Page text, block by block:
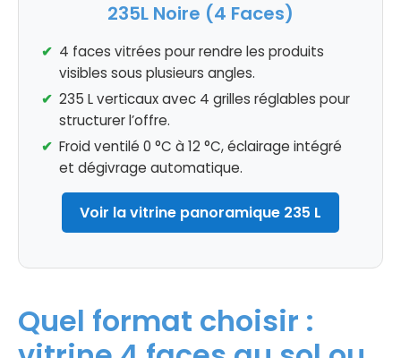
235L Noire (4 Faces)
4 faces vitrées pour rendre les produits
visibles sous plusieurs angles.
235 L verticaux avec 4 grilles réglables pour
structurer l’offre.
Froid ventilé 0 °C à 12 °C, éclairage intégré
et dégivrage automatique.
Voir la vitrine panoramique 235 L
Quel format choisir :